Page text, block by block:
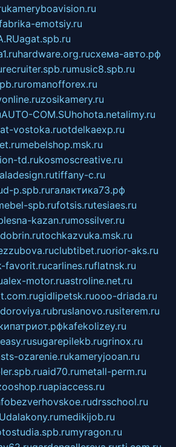
kameryboavision.ru
emotsiy.ru
agat.spb.ru
hardware.org.ruсхема-авто.рф
recruiter.spb.rumusic8.spb.ru
romanofforex.ru
zosikamery.ru
AUTO-COM.SUhohota.netalimy.ru
vostoka.ruotdelkaexp.ru
mebelshop.msk.ru
td.rukosmoscreative.ru
tiffany-c.ru
d-p.spb.ruгалактика73.рф
spb.rufotsis.rutesiaes.ru
kazan.rumossilver.ru
tochkazvuka.msk.ru
clubtibet.ruorior-aks.ru
favorit.rucarlines.ruflatnsk.ru
alex-motor.ruastroline.net.ru
gidlipetsk.ruooo-driada.ru
bruslanovo.rusiterem.ru
kafekolizey.ru
sugarepilekb.rugrinox.ru
ozarenie.rukameryjooan.ru
aid70.rumetall-perm.ru
apiaccess.ru
bezverhovskoe.rudrsschool.ru
dalakony.rumedikijob.ru
myragon.ru